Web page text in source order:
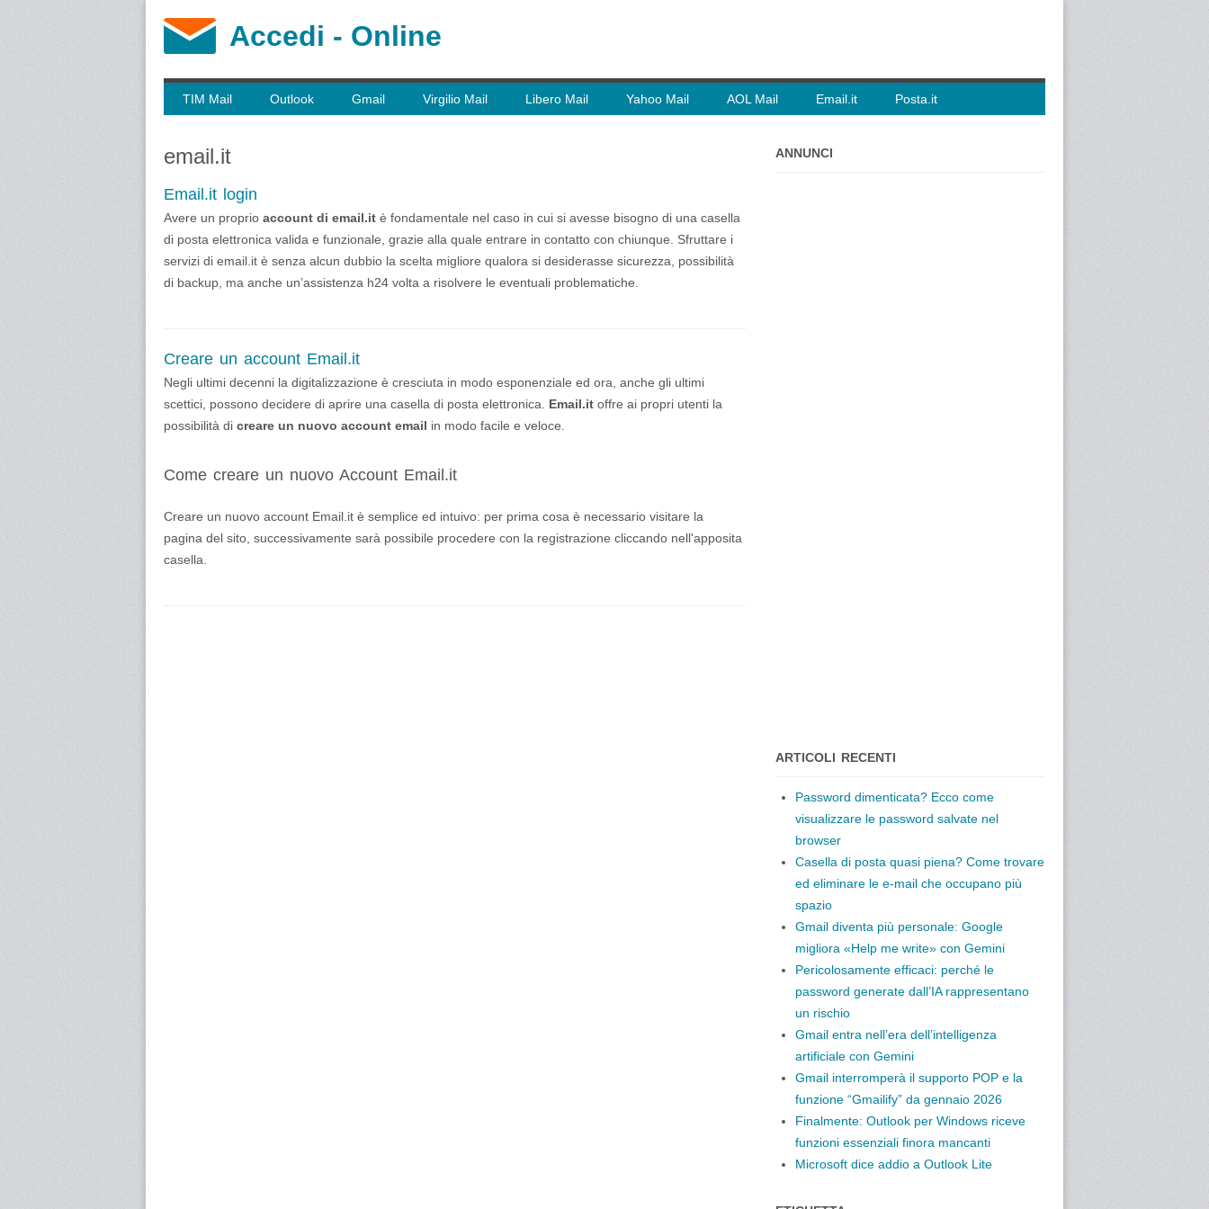
Accedi - Online
TIM Mail Outlook Gmail Virgilio Mail Libero Mail Yahoo Mail AOL Mail Email.it Posta.it
email.it
Email.it login
Avere un proprio account di email.it è fondamentale nel caso in cui si avesse bisogno di una casella
di posta elettronica valida e funzionale, grazie alla quale entrare in contatto con chiunque. Sfruttare i
servizi di email.it è senza alcun dubbio la scelta migliore qualora si desiderasse sicurezza, possibilità
di backup, ma anche un’assistenza h24 volta a risolvere le eventuali problematiche.
Creare un account Email.it
Negli ultimi decenni la digitalizzazione è cresciuta in modo esponenziale ed ora, anche gli ultimi
scettici, possono decidere di aprire una casella di posta elettronica. Email.it offre ai propri utenti la
possibilità di creare un nuovo account email in modo facile e veloce.
Come creare un nuovo Account Email.it
Creare un nuovo account Email.it è semplice ed intuivo: per prima cosa è necessario visitare la
pagina del sito, successivamente sarà possibile procedere con la registrazione cliccando nell'apposita
casella.
ANNUNCI
ARTICOLI RECENTI
Password dimenticata? Ecco come
visualizzare le password salvate nel
browser
Casella di posta quasi piena? Come trovare
ed eliminare le e-mail che occupano più
spazio
Gmail diventa più personale: Google
migliora «Help me write» con Gemini
Pericolosamente efficaci: perché le
password generate dall’IA rappresentano
un rischio
Gmail entra nell’era dell’intelligenza
artificiale con Gemini
Gmail interromperà il supporto POP e la
funzione “Gmailify” da gennaio 2026
Finalmente: Outlook per Windows riceve
funzioni essenziali finora mancanti
Microsoft dice addio a Outlook Lite